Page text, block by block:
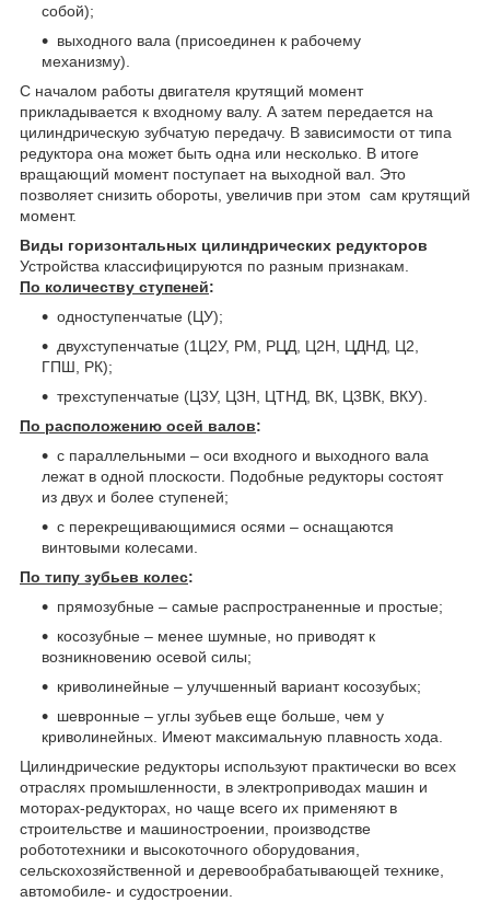
собой);
выходного вала (присоединен к рабочему
механизму).
С началом работы двигателя крутящий момент
прикладывается к входному валу. А затем передается на
цилиндрическую зубчатую передачу. В зависимости от типа
редуктора она может быть одна или несколько. В итоге
вращающий момент поступает на выходной вал. Это
позволяет снизить обороты, увеличив при этом сам крутящий
момент.
Виды горизонтальных цилиндрических редукторов
Устройства классифицируются по разным признакам.
По количеству ступеней:
одноступенчатые (ЦУ);
двухступенчатые (1Ц2У, РМ, РЦД, Ц2Н, ЦДНД, Ц2,
ГПШ, РК);
трехступенчатые (Ц3У, Ц3Н, ЦТНД, ВК, Ц3ВК, ВКУ).
По расположению осей валов:
с параллельными – оси входного и выходного вала
лежат в одной плоскости. Подобные редукторы состоят
из двух и более ступеней;
с перекрещивающимися осями – оснащаются
винтовыми колесами.
По типу зубьев колес:
прямозубные – самые распространенные и простые;
косозубные – менее шумные, но приводят к
возникновению осевой силы;
криволинейные – улучшенный вариант косозубых;
шевронные – углы зубьев еще больше, чем у
криволинейных. Имеют максимальную плавность хода.
Цилиндрические редукторы используют практически во всех
отраслях промышленности, в электроприводах машин и
моторах-редукторах, но чаще всего их применяют в
строительстве и машиностроении, производстве
робототехники и высокоточного оборудования,
сельскохозяйственной и деревообрабатывающей технике,
автомобиле- и судостроении.